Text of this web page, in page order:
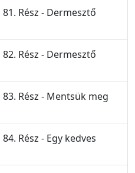
Rész - Dermesztő
Rész - Dermesztő
Rész - Mentsük meg
Rész - Egy kedves